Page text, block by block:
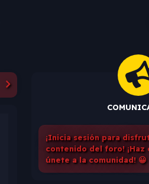
¡Inicia sesión para
contenido del foro! ¡Haz
únete a la comunidad! 😀